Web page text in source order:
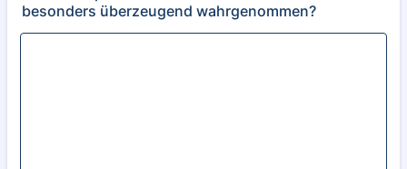
besonders überzeugend wahrgenommen?